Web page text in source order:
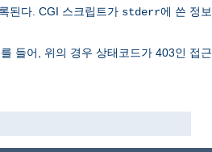
된다. CGI 스크립트가 stderr에 쓴 정보
들어, 위의 경우 상태코드가 403인 접근